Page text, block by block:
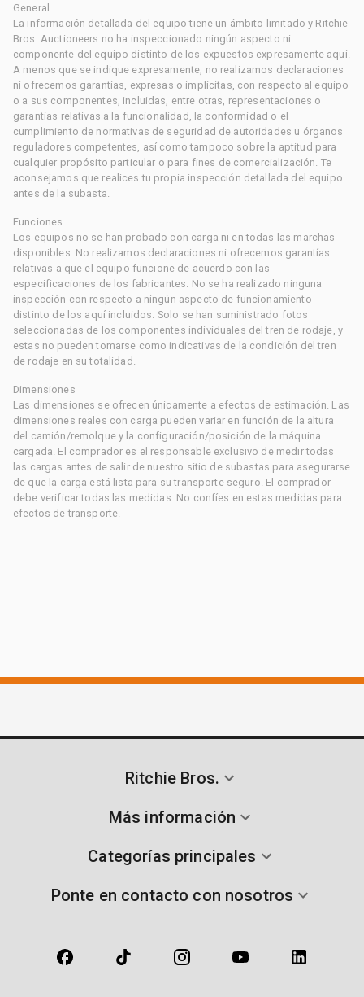
General
La información detallada del equipo tiene un ámbito limitado y Ritchie
Bros. Auctioneers no ha inspeccionado ningún aspecto ni
componente del equipo distinto de los expuestos expresamente aquí.
A menos que se indique expresamente, no realizamos declaraciones
ni ofrecemos garantías, expresas o implícitas, con respecto al equipo
o a sus componentes, incluidas, entre otras, representaciones o
garantías relativas a la funcionalidad, la conformidad o el
cumplimiento de normativas de seguridad de autoridades u órganos
reguladores competentes, así como tampoco sobre la aptitud para
cualquier propósito particular o para fines de comercialización. Te
aconsejamos que realices tu propia inspección detallada del equipo
antes de la subasta.
Funciones
Los equipos no se han probado con carga ni en todas las marchas
disponibles. No realizamos declaraciones ni ofrecemos garantías
relativas a que el equipo funcione de acuerdo con las
especificaciones de los fabricantes. No se ha realizado ninguna
inspección con respecto a ningún aspecto de funcionamiento
distinto de los aquí incluidos. Solo se han suministrado fotos
seleccionadas de los componentes individuales del tren de rodaje, y
estas no pueden tomarse como indicativas de la condición del tren
de rodaje en su totalidad.
Dimensiones
Las dimensiones se ofrecen únicamente a efectos de estimación. Las
dimensiones reales con carga pueden variar en función de la altura
del camión/remolque y la configuración/posición de la máquina
cargada. El comprador es el responsable exclusivo de medir todas
las cargas antes de salir de nuestro sitio de subastas para asegurarse
de que la carga está lista para su transporte seguro. El comprador
debe verificar todas las medidas. No confíes en estas medidas para
efectos de transporte.
Ritchie Bros.
Más información
Categorías principales
Ponte en contacto con nosotros